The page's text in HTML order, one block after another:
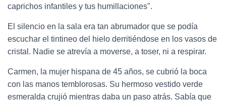
caprichos infantiles y tus humillaciones".
El silencio en la sala era tan abrumador que se podía
escuchar el tintineo del hielo derritiéndose en los vasos de
cristal. Nadie se atrevía a moverse, a toser, ni a respirar.
Carmen, la mujer hispana de 45 años, se cubrió la boca
con las manos temblorosas. Su hermoso vestido verde
esmeralda crujió mientras daba un paso atrás. Sabía que